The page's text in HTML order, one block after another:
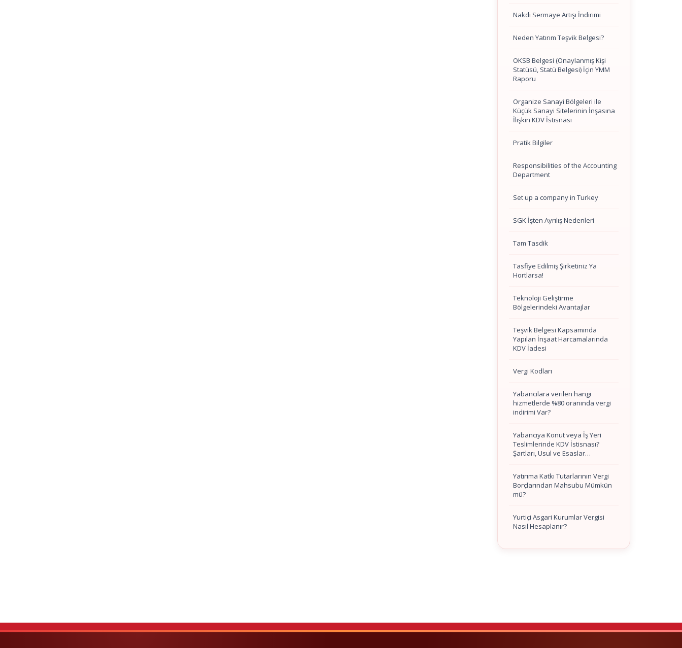
Nakdi Sermaye Artışı İndirimi
Neden Yatırım Teşvik Belgesi?
OKSB Belgesi (Onaylanmış Kişi
Statüsü, Statü Belgesi) İçin YMM
Raporu
Organize Sanayi Bölgeleri ile
Küçük Sanayi Sitelerinin İnşasına
İlişkin KDV İstisnası
Pratik Bilgiler
Responsibilities of the Accounting
Department
Set up a company in Turkey
SGK İşten Ayrılış Nedenleri
Tam Tasdik
Tasfiye Edilmiş Şirketiniz Ya
Hortlarsa!
Teknoloji Geliştirme
Bölgelerindeki Avantajlar
Teşvik Belgesi Kapsamında
Yapılan İnşaat Harcamalarında
KDV İadesi
Vergi Kodları
Yabancılara verilen hangi
hizmetlerde %80 oranında vergi
indirimi Var?
Yabancıya Konut veya İş Yeri
Teslimlerinde KDV İstisnası?
Şartları, Usul ve Esaslar…
Yatırıma Katkı Tutarlarının Vergi
Borçlarından Mahsubu Mümkün
mü?
Yurtiçi Asgari Kurumlar Vergisi
Nasıl Hesaplanır?